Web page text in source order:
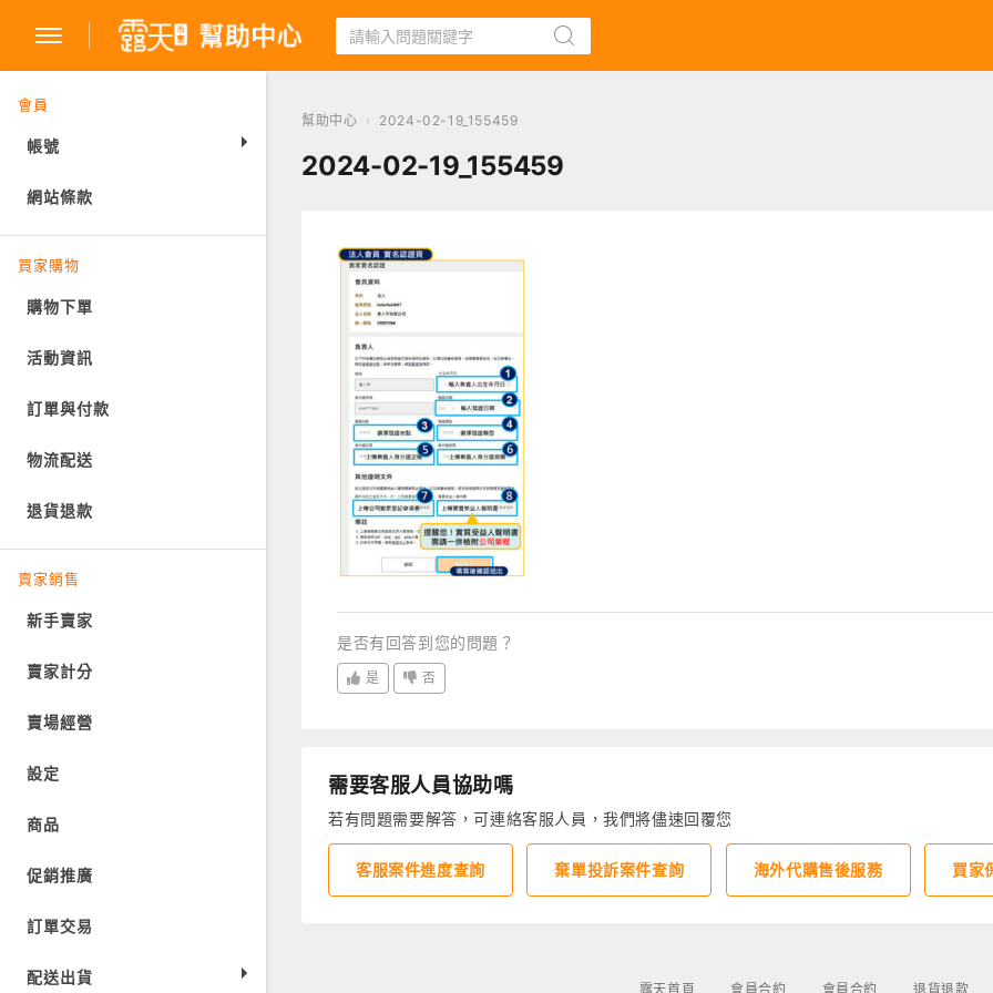
會員
帳號
註冊
網站條款
買家購物
購物下單
活動資訊
訂單與付款
物流配送
退貨退款
賣家銷售
新手賣家
賣家計分
賣場經營
設定
商品
促銷推廣
訂單交易
配送出貨
幫助中心 › 2024-02-19_155459
2024-02-19_155459
是否有回答到您的問題？
是 否
需要客服人員協助嗎
若有問題需要解答，可連絡客服人員，我們將儘速回覆您
客服案件進度查詢 棄單投訴案件查詢 海外代購售後服務 買家
露天首頁 會員合約 會員合約 退貨退款